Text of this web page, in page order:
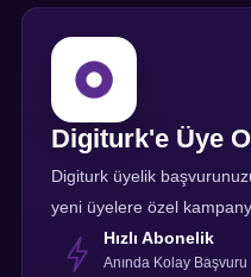
Digiturk'e Üye Ol
Digiturk üyelik
yeni üyelere özel
Hızlı Abonelik
Anında Kolay Başvuru